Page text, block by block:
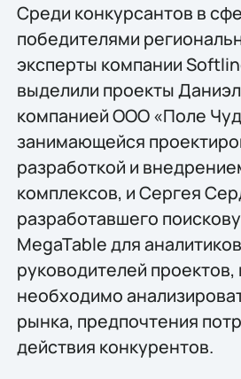
Среди конкурсантов в
победителями
эксперты компании
выделили проекты
компанией ООО «Поле
занимающейся
разработкой и
комплексов, и Сергея
разработавшего
MegaTable для
руководителей
необходимо
рынка, предпочтения
действия конкурентов.